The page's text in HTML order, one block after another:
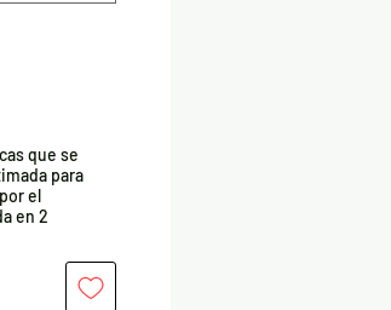
que se
para
el
en 2